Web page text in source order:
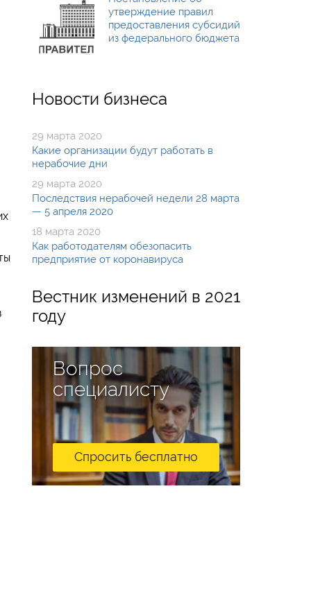
утверждение правил
предоставления субсидий
из федерального бюджета
Новости бизнеса
29 марта 2020
Какие организации будут работать в
нерабочие дни
29 марта 2020
Последствия нерабочей недели 28 марта
— 5 апреля 2020
18 марта 2020
Как работодателям обезопасить
предприятие от коронавируса
Вестник изменений в 2021
году
Вопрос
специалисту
Спросить бесплатно